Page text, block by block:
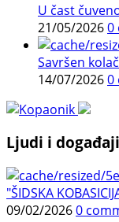
U čast
21/05/20260
Savršen
14/07/20260
Ljudi i
"ŠIDSKA
09/02/20260